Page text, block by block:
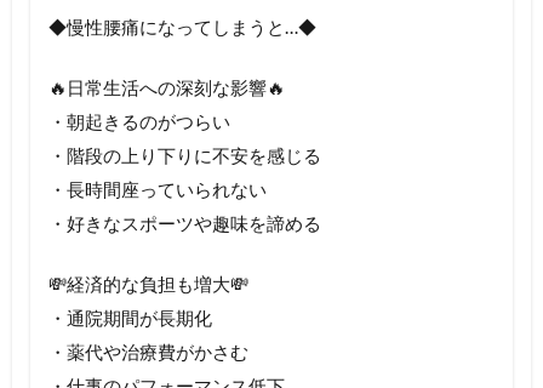
◆慢性腰痛になってしまうと…◆
🔥日常生活への深刻な影響🔥
・朝起きるのがつらい
・階段の上り下りに不安を感じる
・長時間座っていられない
・好きなスポーツや趣味を諦める
💸経済的な負担も増大💸
・通院期間が長期化
・薬代や治療費がかさむ